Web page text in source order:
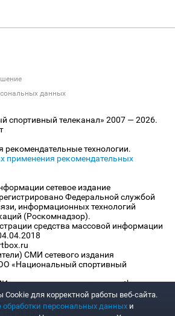
данных
спортивный телеканал» 2007 — 2026.
рекомендательные технологии.
применения рекомендательных
сетевое издание
Федеральной службой
информационных технологий
(Роскомнадзор).
средства массовой информации
СМИ сетевого издания
«Национальный спортивный
сетевого издания «www.sportbox.ru»:
СМИ сетевого издания
(495) 653 8419
для корректной работы веб-сайта.
обработки персональных данных и